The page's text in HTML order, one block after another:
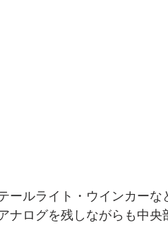
ールライト・ウインカー
ナログを残しながらも中